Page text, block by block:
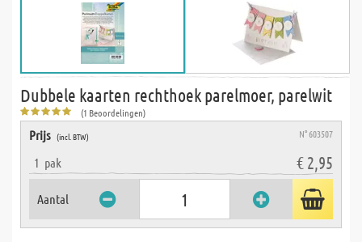
Dubbele kaarten rechthoek parelmoer, parelwit
(1 Beoordelingen)
Prijs (incl. BTW) N° 603507
1 pak € 2,95
Aantal